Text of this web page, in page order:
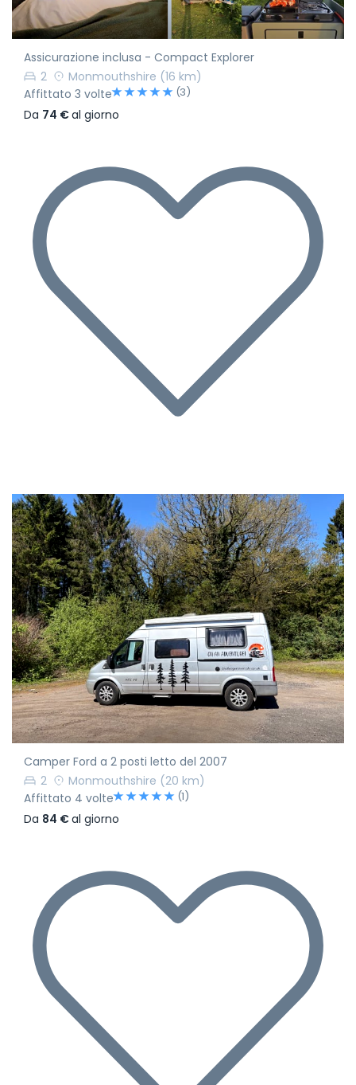
Assicurazione inclusa - Compact Explorer
2
Monmouthshire (16 km)
Affittato 3 volte
(3)
Da 74 €al giorno
Camper Ford a 2 posti letto del 2007
2
Monmouthshire (20 km)
Affittato 4 volte
(1)
Da 84 €al giorno